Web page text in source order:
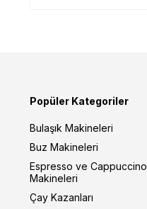
Popüler Kategoriler
Bulaşık Makineleri
Buz Makineleri
Espresso ve Cappuccino
Makineleri
Çay Kazanları